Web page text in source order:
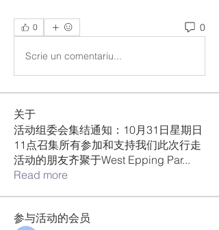
0 0
Scrie un comentariu...
关于
活动组委会集结通知：10月31日星期日
11点召集所有参加和支持我们此次行走
活动的朋友齐聚于West Epping Par...
Read more
参与活动的会员